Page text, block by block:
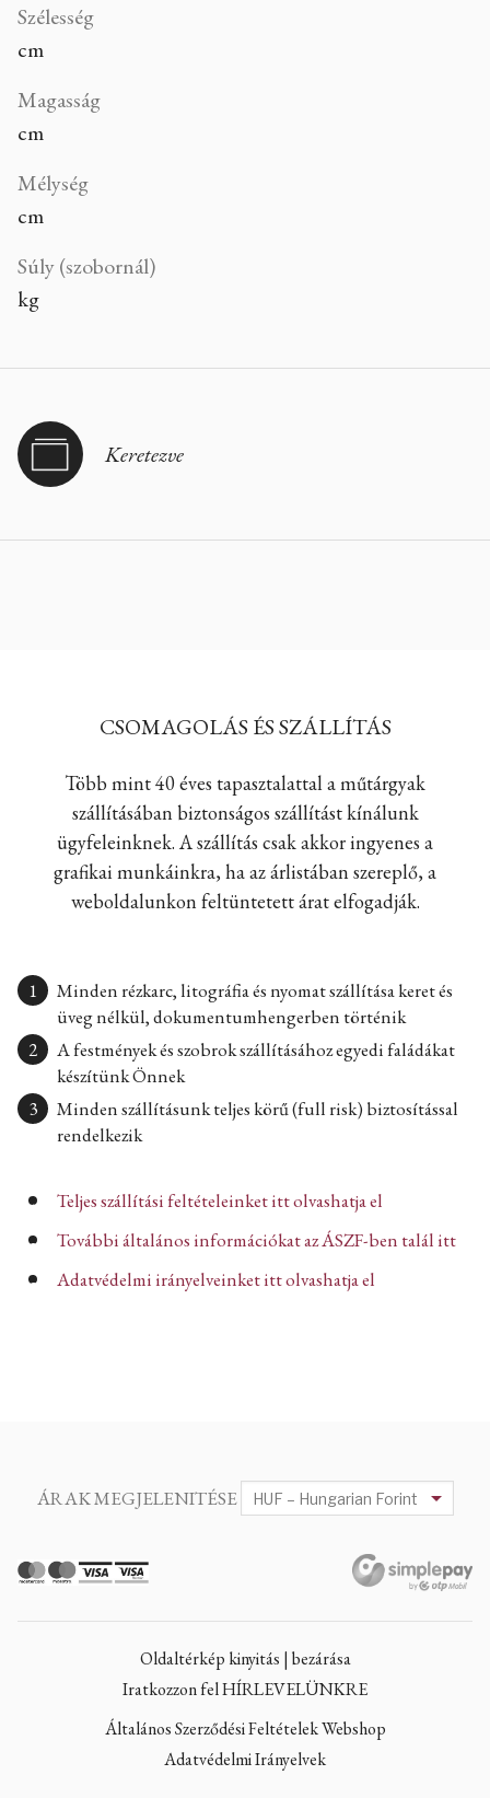
Szélesség
cm
Magasság
cm
Mélység
cm
Súly (szobornál)
kg
Keretezve
CSOMAGOLÁS ÉS SZÁLLÍTÁS
Több mint 40 éves tapasztalattal a műtárgyak
szállításában biztonságos szállítást kínálunk
ügyfeleinknek. A szállítás csak akkor ingyenes a
grafikai munkáinkra, ha az árlistában szereplő, a
weboldalunkon feltüntetett árat elfogadják.
Minden rézkarc, litográfia és nyomat szállítása keret és
üveg nélkül, dokumentumhengerben történik
A festmények és szobrok szállításához egyedi faládákat
készítünk Önnek
Minden szállításunk teljes körű (full risk) biztosítással
rendelkezik
Teljes szállítási feltételeinket itt olvashatja el
További általános információkat az ÁSZF-ben talál itt
Adatvédelmi irányelveinket itt olvashatja el
ÁRAK MEGJELENITÉSE
Oldaltérkép kinyitás | bezárása
Iratkozzon fel HÍRLEVELÜNKRE
Általános Szerződési Feltételek Webshop
Adatvédelmi Irányelvek